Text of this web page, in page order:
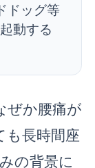
ドッグ等
動する
ぜか腰痛が
も長時間座
の背景に